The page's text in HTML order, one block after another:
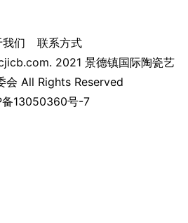
我们
联系方式
2021 景德镇国际陶瓷艺
会 All Rights Reserved
备13050360号-7